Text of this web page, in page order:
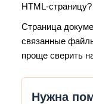
HTML-страницу?
Страница
связанные
проще сверить
Нужна